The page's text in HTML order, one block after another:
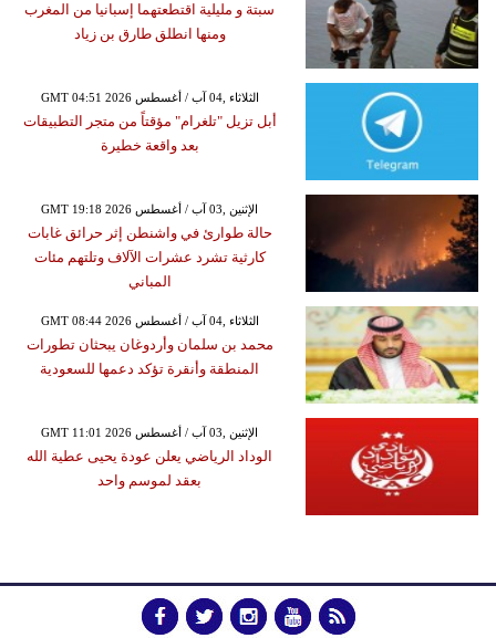
سبتة و مليلية اقتطعتهما إسبانيا من المغرب
ومنها انطلق طارق بن زياد
GMT 04:51 2026 الثلاثاء ,04 آب / أغسطس
أبل تزيل "تلغرام" مؤقتاً من متجر التطبيقات
بعد واقعة خطيرة
GMT 19:18 2026 الإثنين ,03 آب / أغسطس
حالة طوارئ في واشنطن إثر حرائق غابات
كارثية تشرد عشرات الآلاف وتلتهم مئات
المباني
GMT 08:44 2026 الثلاثاء ,04 آب / أغسطس
محمد بن سلمان وأردوغان يبحثان تطورات
المنطقة وأنقرة تؤكد دعمها للسعودية
GMT 11:01 2026 الإثنين ,03 آب / أغسطس
الوداد الرياضي يعلن عودة يحيى عطية الله
بعقد لموسم واحد